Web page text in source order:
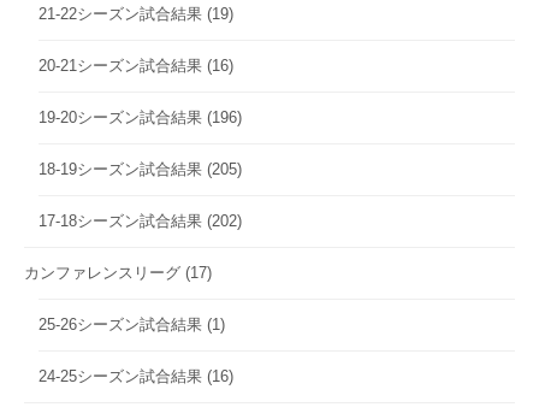
21-22シーズン試合結果 (19)
20-21シーズン試合結果 (16)
19-20シーズン試合結果 (196)
18-19シーズン試合結果 (205)
17-18シーズン試合結果 (202)
カンファレンスリーグ (17)
25-26シーズン試合結果 (1)
24-25シーズン試合結果 (16)